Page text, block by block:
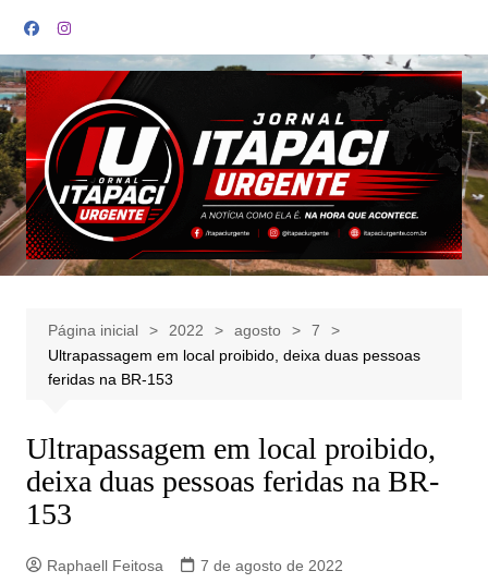
para
o
conteúdo
Página inicial 2022 agosto
7
Ultrapassagem em local proibido, deixa duas pessoas
feridas na BR-153
Ultrapassagem em local proibido,
deixa duas pessoas feridas na BR-
153
Raphaell Feitosa
7 de agosto de 2022